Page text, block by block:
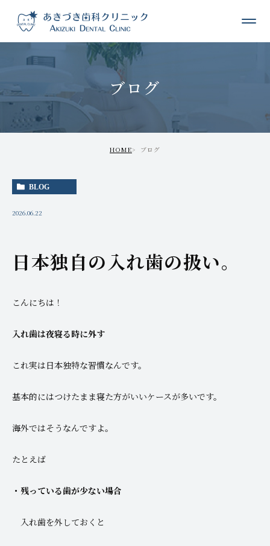
ブログ
HOME ブログ
BLOG
2026.06.22
日本独自の入れ歯の扱い。
こんにちは！
入れ歯は夜寝る時に外す
これ実は日本独特な習慣なんです。
基本的にはつけたまま寝た方がいいケースが多いです。
海外ではそうなんですよ。
たとえば
・残っている歯が少ない場合
入れ歯を外しておくと